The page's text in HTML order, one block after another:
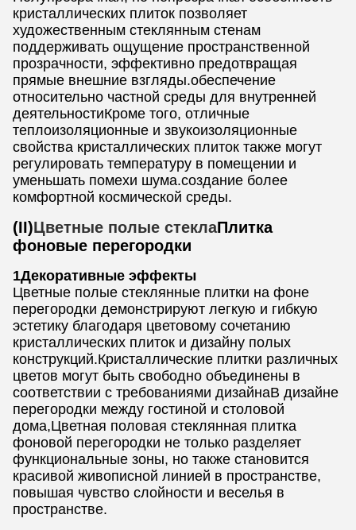
кристаллических плиток позволяет
художественным стеклянным стенам
поддерживать ощущение пространственной
прозрачности, эффективно предотвращая
прямые внешние взгляды.обеспечение
относительно частной среды для внутренней
деятельностиКроме того, отличные
теплоизоляционные и звукоизоляционные
свойства кристаллических плиток также могут
регулировать температуру в помещении и
уменьшать помехи шума.создание более
комфортной космической среды.
(II)Цветные полые стеклаПлитка
фоновые перегородки
1Декоративные эффекты
Цветные полые стеклянные плитки на фоне
перегородки демонстрируют легкую и гибкую
эстетику благодаря цветовому сочетанию
кристаллических плиток и дизайну полых
конструкций.Кристаллические плитки различных
цветов могут быть свободно объединены в
соответствии с требованиями дизайнаВ дизайне
перегородки между гостиной и столовой
дома,Цветная половая стеклянная плитка
фоновой перегородки не только разделяет
функциональные зоны, но также становится
красивой живописной линией в пространстве,
повышая чувство слойности и веселья в
пространстве.